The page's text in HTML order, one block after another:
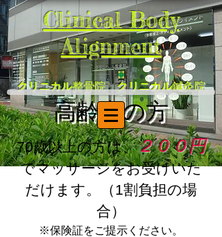
Clinical Body
Alignment
クリニカル整骨院 クリニカル鍼灸院
高齢者の方
70歳以上の方は、２００円
でマッサージをお受けいた
だけます。（1割負担の場
合）
※保険証をご提示ください。